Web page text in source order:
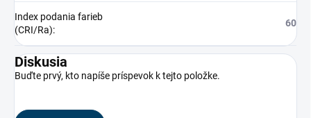
Index podania farieb
(CRI/Ra):
60
Diskusia
Buďte prvý, kto napíše príspevok k tejto položke.